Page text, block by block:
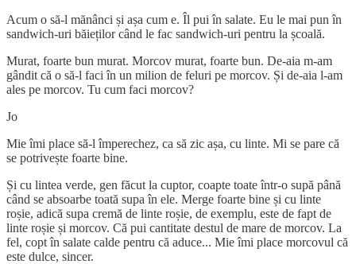
Acum o să-l mănânci și așa cum e. Îl pui în salate. Eu le mai pun în
sandwich-uri băieților când le fac sandwich-uri pentru la școală.
Murat, foarte bun murat. Morcov murat, foarte bun. De-aia m-am
gândit că o să-l faci în un milion de feluri pe morcov. Și de-aia l-am
ales pe morcov. Tu cum faci morcov?
Jo
Mie îmi place să-l împerechez, ca să zic așa, cu linte. Mi se pare că
se potrivește foarte bine.
Și cu lintea verde, gen făcut la cuptor, coapte toate într-o supă până
când se absoarbe toată supa în ele. Merge foarte bine și cu linte
roșie, adică supa cremă de linte roșie, de exemplu, este de fapt de
linte roșie și morcov. Că pui cantitate destul de mare de morcov. La
fel, copt în salate calde pentru că aduce... Mie îmi place morcovul că
este dulce, sincer.